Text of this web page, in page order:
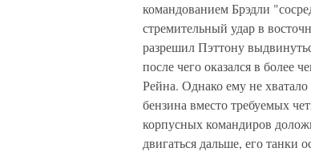
командованием Брэдли
стремительный удар в
разрешил Пэттону
после чего оказался в более
Рейна. Однако ему не
бензина вместо требуемых
корпусных командиров
двигаться дальше, его танки